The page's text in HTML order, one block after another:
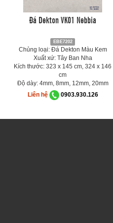
Đá Dekton VK01 Nebbia
EBE7202
Chủng loại: Đá Dekton Màu Kem
Xuất xứ: Tây Ban Nha
Kích thước: 323 x 145 cm, 324 x 146
cm
Độ dày: 4mm, 8mm, 12mm, 20mm
Liên hệ
0903.930.126